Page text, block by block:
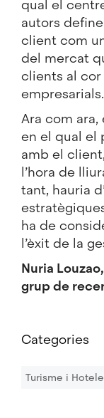
qual el
autors
client com
del mercat
clients al
empresarials.
Ara com
en el qual el
amb el
l’hora de
tant, hauria
ha de
l’èxit de la
Nuria
grup de
Categories
Turisme i